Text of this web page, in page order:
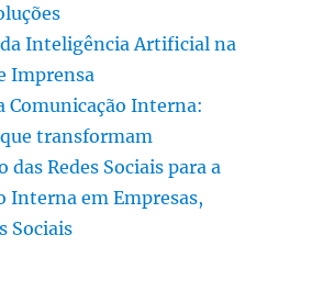
da Inteligência Artificial na
Imprensa
Comunicação Interna:
transformam
das Redes Sociais para a
Interna em Empresas,
Sociais